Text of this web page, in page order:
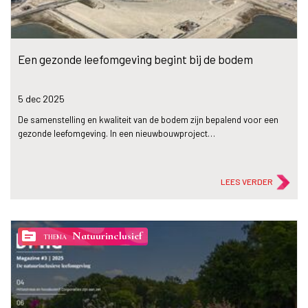
Een gezonde leefomgeving begint bij de bodem
5 dec 2025
De samenstelling en kwaliteit van de bodem zijn bepalend voor een
gezonde leefomgeving. In een nieuwbouwproject…
LEES VERDER
topic THEMA Natuurinclusief